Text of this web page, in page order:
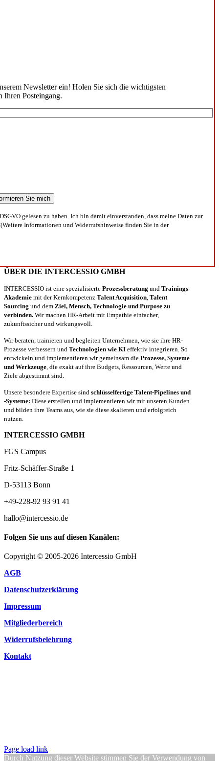
Newsletter ein! Holen Sie sich die wichtigsten
Ihren Posteingang.
gelesen zu haben. Ich bin damit einverstanden, dass meine Daten zur
Informationen und Widerrufshinweise finden Sie in der
ÜBER DIE INTERCESSIO GMBH
INTERCESSIO ist eine spezialisierte Prozessberatung und Trainings-
Akademie mit der Kernkompetenz Talent Acquisition Talent
Sourcing und dem Ziel, Mensch, Technologie und Purpose zu
verbinden. Wir machen HR-Arbeit mit Empathie einfacher,
zukunftssicher und wirkungsvoll.
Wir beraten, trainieren und begleiten Unternehmen, wie sie ihre HR-
Prozesse verbessern und Technologien wie KI effektiv integrieren. So
entwickeln und implementieren wir gemeinsam die Prozesse, Systeme
und Werkzeuge , die exakt auf ihre Budgets, Ressourcen, Werte und
Ziele abgestimmt sind.
Unsere besondere Expertise sind schlüsselfertige Talent-Pipelines und
-Systeme: Diese erstellen und implementieren wir mit unseren Kunden
und bilden ihre Teams aus, wie sie diese skalieren und erfolgreich
nutzen.
INTERCESSIO GMBH
FGS Campus
Fritz-Schäffer-Straße 1
D-53113 Bonn
+49-228-92 93 91 41
hallo@intercessio.de
Folgen Sie uns auf diesen Kanälen:
Copyright © 2005-2026 Intercessio GmbH
AGB
Datenschutzerklärung
Impressum
Mitgliederbereich
Widerrufsbelehrung
Kontakt
Page load link
Durch Nutzung dieser Website stimmen Sie der Verwendung von